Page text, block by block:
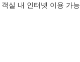
객실 내 인터넷 이용 가능